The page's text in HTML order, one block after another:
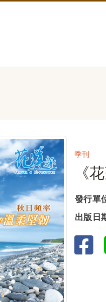
季刊
《
發行單
出版日